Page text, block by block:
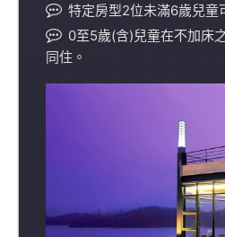
特定房型2位未滿6歲兒童
0至5歲(含)兒童在不加床
同住。